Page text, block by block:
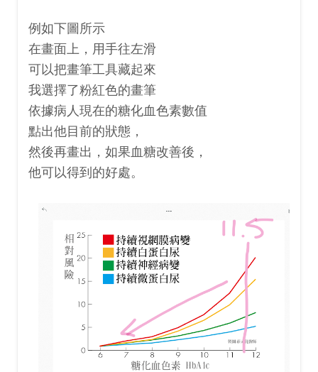
例如下圖所示
在畫面上，用手往左滑
可以把畫筆工具藏起來
我選擇了粉紅色的畫筆
依據病人現在的糖化血色素數值
點出他目前的狀態，
然後再畫出，如果血糖改善後，
他可以得到的好處。